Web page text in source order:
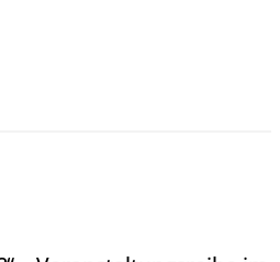
lag Barmen im Ausland“